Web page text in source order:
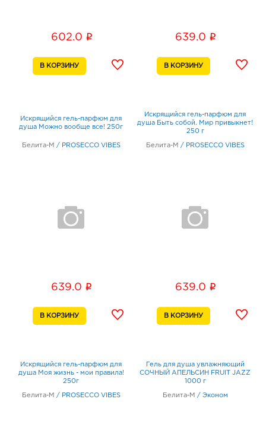
602.0 i 639.0 i
Искрящийся гель-парфюм для
душа Можно вообще все! 250г
Белита-М / PROSECCO VIBES
639.0 i
Искрящийся гель-парфюм для
душа Быть собой. Мир привыкнет!
250 г
Белита-М / PROSECCO VIBES
639.0 i
Искрящийся гель-парфюм для
душа Моя жизнь - мои правила!
250г
Белита-М / PROSECCO VIBES
Гель для душа увлажняющий
СОЧНЫЙ АПЕЛЬСИН FRUIT JAZZ
1000 г
Белита-М / Эконом